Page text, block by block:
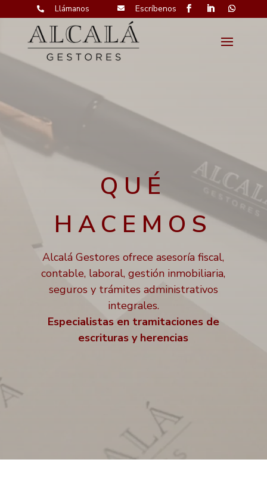
 Llámanos  Escríbenos
QUÉ
HACEMOS
Alcalá Gestores ofrece asesoría fiscal,
contable, laboral, gestión inmobiliaria,
seguros y trámites administrativos
integrales.
Especialistas en tramitaciones de
escrituras y herencias